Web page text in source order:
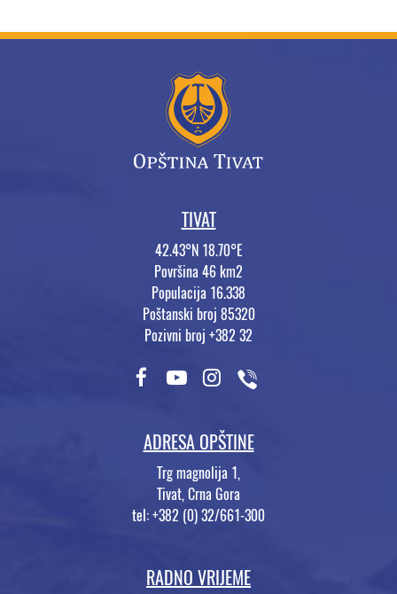
TIVAT
42.43°N 18.70°E
Površina 46 km2
Populacija 16.338
Poštanski broj 85320
Pozivni broj +382 32
ADRESA OPŠTINE
Trg magnolija 1,
Tivat, Crna Gora
tel: +382 (0) 32/661-300
RADNO VRIJEME